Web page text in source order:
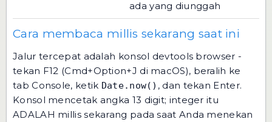
ada yang diunggah
Cara membaca millis sekarang saat ini
Jalur tercepat adalah konsol devtools browser -
tekan F12 (Cmd+Option+J di macOS), beralih ke
tab Console, ketik Date.now() , dan tekan Enter.
Konsol mencetak angka 13 digit; integer itu
ADALAH millis sekarang pada saat Anda menekan